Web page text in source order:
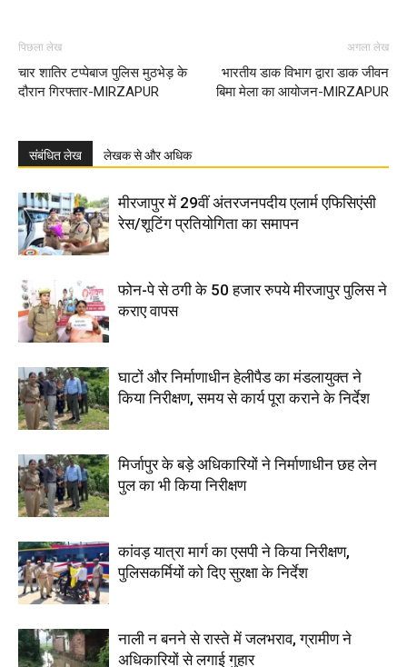
पिछला लेख
चार शातिर टप्पेबाज पुलिस मुठभेड़ के
दौरान गिरफ्तार-MIRZAPUR
अगला लेख
भारतीय डाक विभाग द्वारा डाक जीवन
बिमा मेला का आयोजन-MIRZAPUR
संबंधित लेख लेखक से और अधिक
मीरजापुर में 29वीं अंतरजनपदीय एलार्म एफिसिएंसी
रेस/शूटिंग प्रतियोगिता का समापन
फोन-पे से ठगी के 50 हजार रुपये मीरजापुर पुलिस ने
कराए वापस
घाटों और निर्माणाधीन हेलीपैड का मंडलायुक्त ने
किया निरीक्षण, समय से कार्य पूरा कराने के निर्देश
मिर्जापुर के बड़े अधिकारियों ने निर्माणाधीन छह लेन
पुल का भी किया निरीक्षण
कांवड़ यात्रा मार्ग का एसपी ने किया निरीक्षण,
पुलिसकर्मियों को दिए सुरक्षा के निर्देश
नाली न बनने से रास्ते में जलभराव, ग्रामीण ने
अधिकारियों से लगाई गुहार